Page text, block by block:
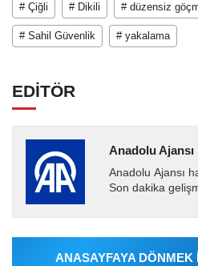
# Çiğli # Dikili # düzensiz
# Sahil Güvenlik # yakalama
EDİTÖR
Anadolu Ajansı
Anadolu Ajansı
Son dakika
Ajansı
ANASAYFAYA DÖNMEK